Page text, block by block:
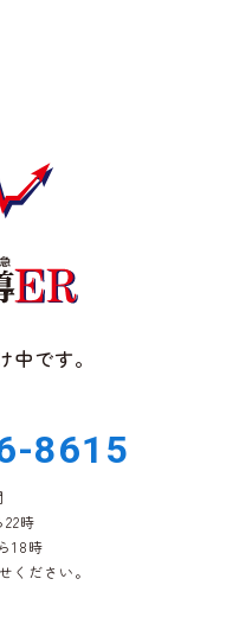
です。
8615
22時
18時
ください。